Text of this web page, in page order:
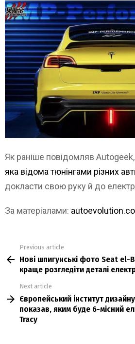
Як раніше повідомляв Autogeek,
яка відома тюнінгами різних
докласти свою руку й до
За матеріалами:
more
Previous article
Нові шпигунські фото Seat el-
краще розгледіти деталі
Next article
Європейський інститут
показав, яким буде 6-місний
Tracy